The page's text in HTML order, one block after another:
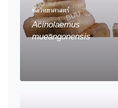
ชื่อวิทยาศาสตร์
Acinolaemus
mueangonensis